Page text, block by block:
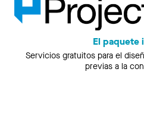
El paquete
Servicios gratuitos para el
previas a la